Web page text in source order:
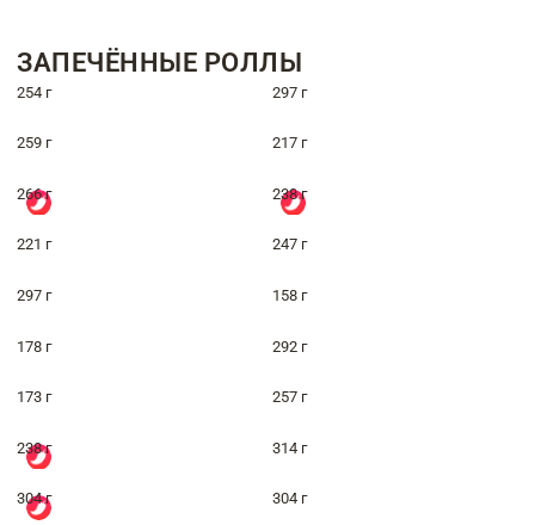
ЗАПЕЧЁННЫЕ РОЛЛЫ
254 г 297 г
259 г 217 г
266 г 238 г
221 г 247 г
297 г 158 г
178 г 292 г
173 г 257 г
238 г 314 г
304 г 304 г